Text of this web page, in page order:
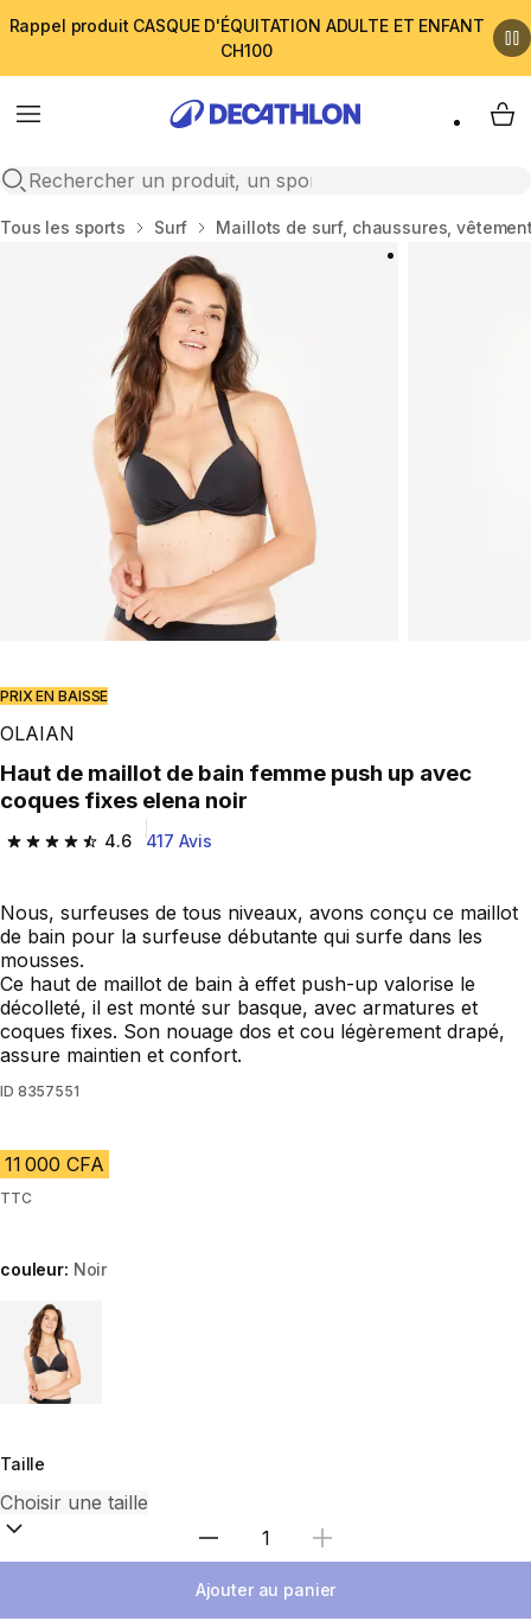
Rappel produit CASQUE D'ÉQUITATION ADULTE ET ENFANT
CH100
Menu
Open search
My
Accueil
Tous les sports Surf Maillots de surf, chaussures,
Play Video
PRIX EN BAISSE
OLAIAN
Haut de maillot de bain femme push up avec
coques fixes elena noir
4.6
4.6 out of 5 stars from 417 reviews
417 Avis
Nous, surfeuses de tous niveaux, avons conçu ce maillot
de bain pour la surfeuse débutante qui surfe dans les
mousses.
Ce haut de maillot de bain à effet push-up valorise le
décolleté, il est monté sur basque, avec armatures et
coques fixes. Son nouage dos et cou légèrement drapé,
assure maintien et confort.
ID 8357551
11 000 CFA
TTC
couleur: Noir
Choose a variant
Taille
Choisir une quantité
Ajouter au panier